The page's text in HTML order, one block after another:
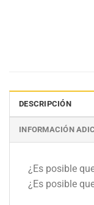
DESCRIPCIÓN
INFORMACIÓN
¿Es posible
¿Es posible